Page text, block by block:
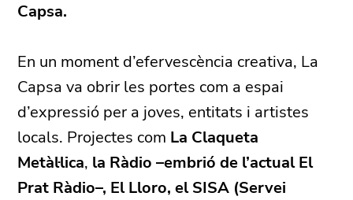
Capsa.
En un moment d’efervescència creativa, La
Capsa va obrir les portes com a espai
d’expressió per a joves, entitats i artistes
locals. Projectes com La Claqueta
Metàl·lica, la Ràdio –embrió de l’actual El
Prat Ràdio–, El Lloro, el SISA (Servei